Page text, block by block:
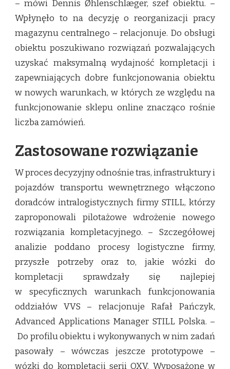
– mówi Dennis Øhlenschlæger, szef obiektu. –
Wpłynęło to na decyzję o reorganizacji pracy
magazynu centralnego – relacjonuje. Do obsługi
obiektu poszukiwano rozwiązań pozwalających
uzyskać maksymalną wydajność kompletacji i
zapewniających dobre funkcjonowania obiektu
w nowych warunkach, w których ze względu na
funkcjonowanie sklepu online znacząco rośnie
liczba zamówień.
Zastosowane rozwiązanie
W proces decyzyjny odnośnie tras, infrastruktury i
pojazdów transportu wewnętrznego włączono
doradców intralogistycznych firmy STILL, którzy
zaproponowali pilotażowe wdrożenie nowego
rozwiązania kompletacyjnego. – Szczegółowej
analizie poddano procesy logistyczne firmy,
przyszłe potrzeby oraz to, jakie wózki do
kompletacji sprawdzały się najlepiej
w specyficznych warunkach funkcjonowania
oddziałów VVS – relacjonuje Rafał Pańczyk,
Advanced Applications Manager STILL Polska. –
Do profilu obiektu i wykonywanych w nim zadań
pasowały – wówczas jeszcze prototypowe –
wózki do kompletacji serii OXV. Wyposażone w